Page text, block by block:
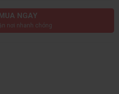
NGAY
nơi nhanh chóng